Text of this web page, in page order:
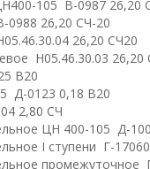
105 В-0987 26,20
0988 26,20 СЧ-20
26,20 СЧ20
Н05.46.30.03 26,20
В20
Д-0123 0,18 В20
2,80 СЧ
ЦН 400-105 Д-
I ступени Г-
промежуточное